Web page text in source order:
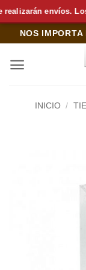
envíos.
Saltar
contenido
NOS
INICIO /